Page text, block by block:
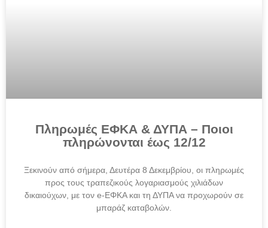
Πληρωμές ΕΦΚΑ & ΔΥΠΑ – Ποιοι
πληρώνονται έως 12/12
Ξεκινούν από σήμερα, Δευτέρα 8 Δεκεμβρίου, οι πληρωμές
προς τους τραπεζικούς λογαριασμούς χιλιάδων
δικαιούχων, με τον e-ΕΦΚΑ και τη ΔΥΠΑ να προχωρούν σε
μπαράζ καταβολών.